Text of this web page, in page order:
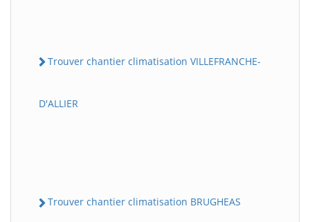
Trouver chantier climatisation VILLEFRANCHE-
D'ALLIER
Trouver chantier climatisation BRUGHEAS